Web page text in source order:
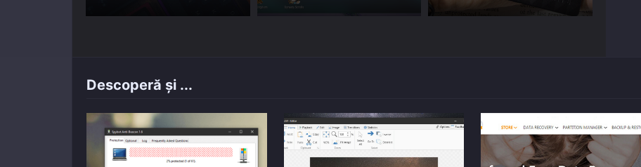
on
Descoperă și ...